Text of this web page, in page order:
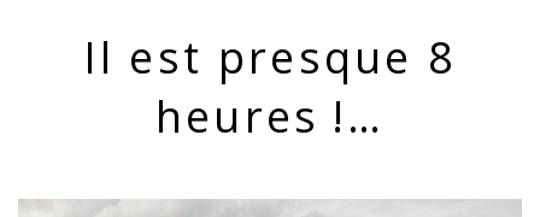
Il est presque 8
heures !…